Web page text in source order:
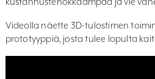
Videolla näette 3D-tulostimen
prototyyppiä, josta tulee lopulta